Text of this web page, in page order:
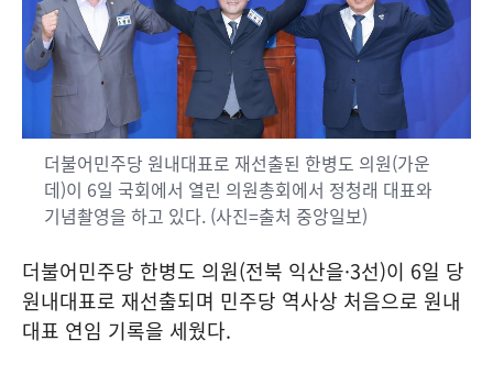
더불어민주당 원내대표로 재선출된 한병도 의원(가운
데)이 6일 국회에서 열린 의원총회에서 정청래 대표와
기념촬영을 하고 있다. (사진=출처 중앙일보)
더불어민주당 한병도 의원(전북 익산을·3선)이 6일 당
원내대표로 재선출되며 민주당 역사상 처음으로 원내
대표 연임 기록을 세웠다.